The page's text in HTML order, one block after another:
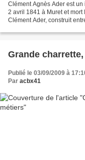
Clément Agnès Ader est
2 avril 1841 à Muret et mort
Clément Ader, construit
Grande
Publié le 03/09/2009 à
Par acbx41